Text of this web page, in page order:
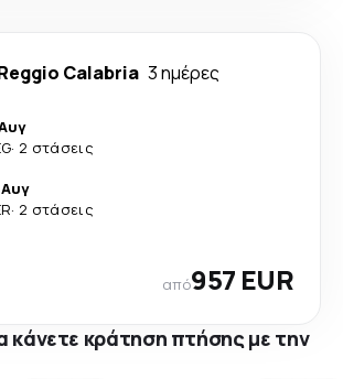
Calabria 3 ημέρες
· 2 στάσεις
· 2 στάσεις
από957 EUR
κάνετε κράτηση πτήσης με την